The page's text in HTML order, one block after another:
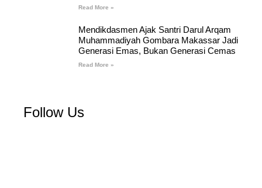
Read More »
Mendikdasmen Ajak Santri Darul Arqam
Muhammadiyah Gombara Makassar Jadi
Generasi Emas, Bukan Generasi Cemas
Read More »
Follow Us